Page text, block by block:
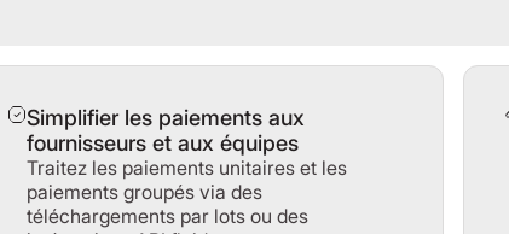
Simplifier les paiements aux
fournisseurs et aux équipes
Traitez les paiements unitaires et les
paiements groupés via des
téléchargements par lots ou des